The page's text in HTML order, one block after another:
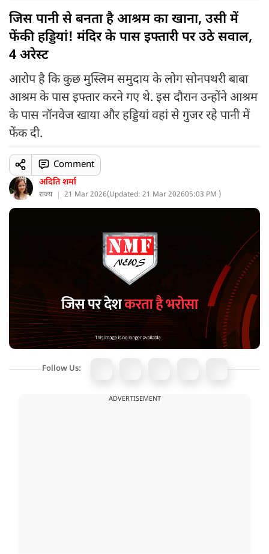
जिस पानी से बनता है आश्रम का खाना, उसी में
फेंकी हड्डियां! मंदिर के पास इफ्तारी पर उठे सवाल,
4 अरेस्ट
आरोप है कि कुछ मुस्लिम समुदाय के लोग सोनपथरी बाबा
आश्रम के पास इफ्तार करने गए थे. इस दौरान उन्होंने आश्रम
के पास नॉनवेज खाया और हड्डियां वहां से गुजर रहे पानी में
फेंक दी.
अदिति शर्मा
राज्य 21 Mar 2026(Updated: 21 Mar 202605:03 PM )
Comment
Follow Us:
ADVERTISEMENT